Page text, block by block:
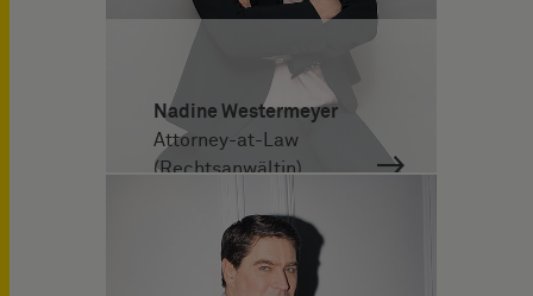
Nadine Westermeyer
Attorney-at-Law
(Rechtsanwältin)